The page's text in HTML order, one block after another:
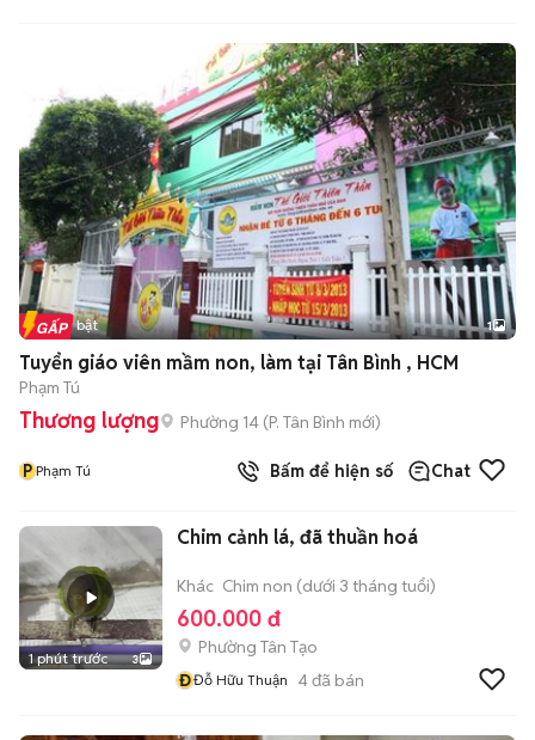
Tin nổi bật 1
Tuyển giáo viên mầm non, làm tại Tân Bình , HCM
Phạm Tú
Thương lượng Phường 14 (P. Tân Bình mới)
P Phạm Tú Bấm để hiện số Chat
1 phút trước 3
Chim cảnh lá, đã thuần hoá
Khác Chim non (dưới 3 tháng tuổi)
600.000 đ
Phường Tân Tạo
ĐĐỗ Hữu Thuận 4đã bán